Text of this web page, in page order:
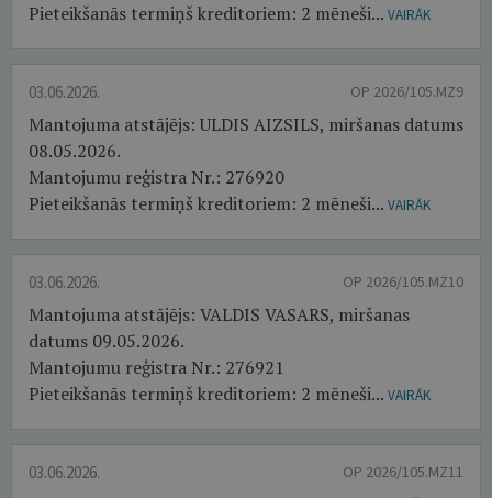
Pieteikšanās termiņš kreditoriem: 2 mēneši... VAIRĀK
03.06.2026. OP 2026/105.MZ9
Mantojuma atstājējs: ULDIS AIZSILS, miršanas datums
08.05.2026.
Mantojumu reģistra Nr.: 276920
Pieteikšanās termiņš kreditoriem: 2 mēneši... VAIRĀK
03.06.2026. OP 2026/105.MZ10
Mantojuma atstājējs: VALDIS VASARS, miršanas
datums 09.05.2026.
Mantojumu reģistra Nr.: 276921
Pieteikšanās termiņš kreditoriem: 2 mēneši... VAIRĀK
03.06.2026. OP 2026/105.MZ11